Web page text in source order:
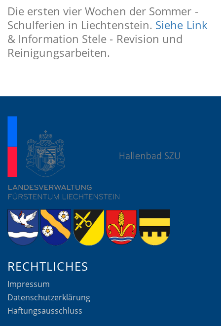
Die ersten vier Wochen der Sommer -
Schulferien in Liechtenstein. Siehe Link
& Information Stele - Revision und
Reinigungsarbeiten.
RECHTLICHES
Impressum
Datenschutzerklärung
Haftungsausschluss